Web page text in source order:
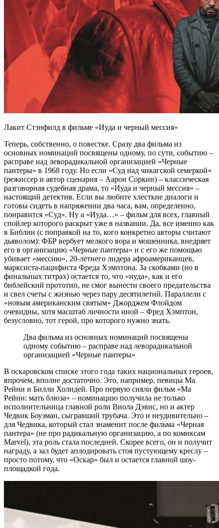
Лакит Стэнфилд в фильме «Иуда и черный мессия»
Теперь, собственно, о повестке. Сразу два фильма из
основных номинаций посвящены одному, по сути, событию –
расправе над леворадикальной организацией «Черные
пантеры» в 1968 году. Но если «Суд над чикагской семеркой»
(режиссер и автор сценария – Аарон Соркин) – классическая
разговорная судебная драма, то «Иуда и черный мессия» –
настоящий детектив. Если вы любите хлесткие диалоги и
готовы сидеть в напряжении два часа, вам, определенно,
понравится «Суд». Ну а «Иуда…» – фильм для всех, главный
спойлер которого раскрыт уже в названии. Да, все именно как
в Библии (с поправкой на то, кого конкретно авторы считают
дьяволом): ФБР вербует мелкого вора и мошенника, внедряет
его в организацию «Черные пантеры» и с его же помощью
убивает «мессию», 20-летнего лидера афроамериканцев,
марксиста-пацифиста Фреда Хэмптона. За скобками (но в
финальных титрах) остается то, что «иуда», как и его
библейский прототип, не смог вынести своего предательства
и свел счеты с жизнью через пару десятилетий. Параллели с
«новым американским святым» Джорджем Флойдом
очевидны, хотя масштаб личности иной – Фред Хэмптон,
безусловно, тот герой, про которого нужно знать.
Два фильма из основных номинаций посвящены
одному событию – расправе над леворадикальной
организацией «Черные пантеры»
В оскаровском списке этого года таких национальных героев,
впрочем, вполне достаточно. Это, например, певицы Ма
Рейни и Билли Холидей. Про первую сняли фильм «Ма
Рейни: мать блюза» – номинацию получила не только
исполнительница главной роли Виола Дэвис, но и актер
Чедвик Боузман, сыгравший трубача. Это и неудивительно –
для Чедвика, который стал знаменит после фильма «Черная
пантера» (не про радикальную организацию, а по комиксам
Marvel), эта роль стала последней. Скорее всего, он и получит
награду, а зал будет аплодировать стоя пустующему креслу –
просто потому, что «Оскар» был и остается главной шоу-
площадкой года.